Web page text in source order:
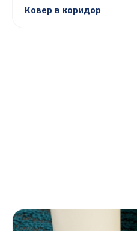
Ковер в коридор